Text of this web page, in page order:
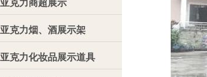
亚克力商超展示
亚克力烟、酒展示架
亚克力化妆品展示道具